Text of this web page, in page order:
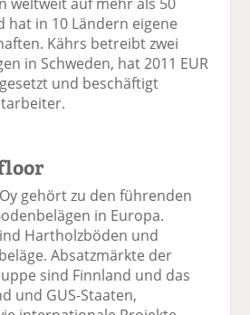
hat in 10 Ländern eigene
Kährs betreibt zwei
in Schweden, hat 2011 EUR
und beschäftigt
gehört zu den führenden
in Europa.
Hartholzböden und
Absatzmärkte der
sind Finnland und das
und GUS-Staaten,